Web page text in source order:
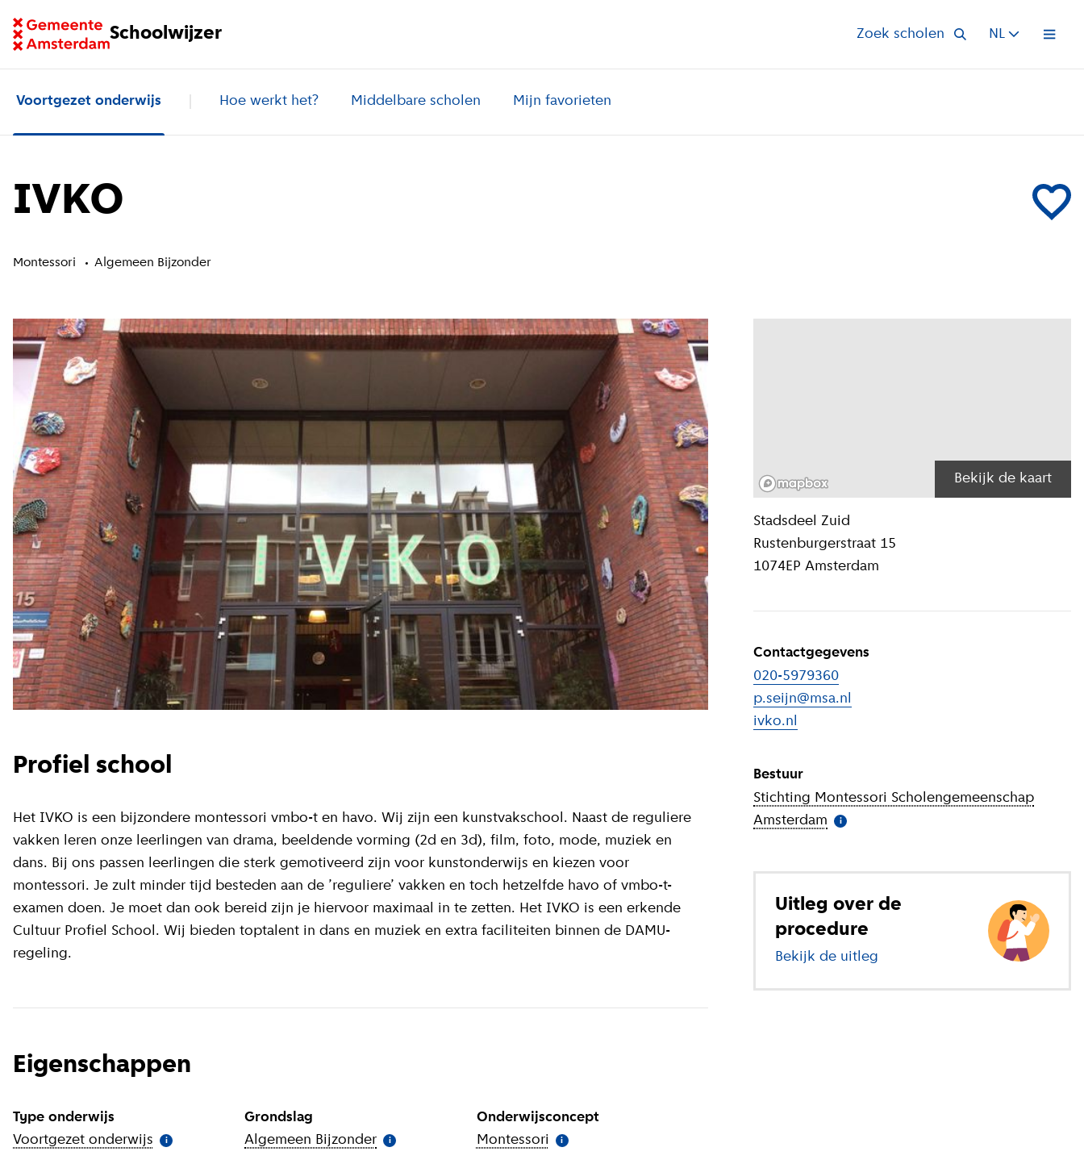
Schoolwijzer
Ga naar homepage van Schoolwijzer Zoek scholen NL Open
Voortgezet onderwijs Hoe werkt het? Middelbare scholen Mijn favorieten
Voeg
IVKO
Montessori Algemeen Bijzonder
Bekijk de kaart
Stadsdeel Zuid
Rustenburgerstraat 15
1074EP Amsterdam
Contactgegevens
020-5979360
p.seijn@msa.nl
ivko.nl
Bestuur
Stichting Montessori Scholengemeenschap
Amsterdam Meer informatie
i
Uitleg over de
procedure
Bekijk de uitleg over voortgezet onderwijs
Profiel school
Het IVKO is een bijzondere montessori vmbo-t en havo. Wij zijn een kunstvakschool. Naast de reguliere
vakken leren onze leerlingen van drama, beeldende vorming (2d en 3d), film, foto, mode, muziek en
dans. Bij ons passen leerlingen die sterk gemotiveerd zijn voor kunstonderwijs en kiezen voor
montessori. Je zult minder tijd besteden aan de ’reguliere’ vakken en toch hetzelfde havo of vmbo-t-
examen doen. Je moet dan ook bereid zijn je hiervoor maximaal in te zetten. Het IVKO is een erkende
Cultuur Profiel School. Wij bieden toptalent in dans en muziek en extra faciliteiten binnen de DAMU-
regeling.
Eigenschappen
Type onderwijs
Voortgezet onderwijs Meer informatie)
i
Grondslag
Algemeen Bijzonder Meer informatie)
i
Onderwijsconcept
Montessori Meer informatie
i